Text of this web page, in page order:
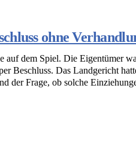
ohne
dem Spiel. Die Eigentümer
Beschluss. Das Landgericht
der Frage, ob solche